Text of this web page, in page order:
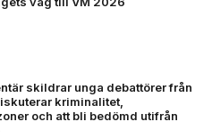
skildrar unga debattörer från
kriminalitet,
och att bli bedömd utifrån